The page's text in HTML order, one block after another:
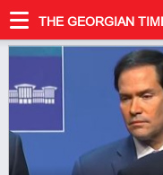
THE GEORGIAN